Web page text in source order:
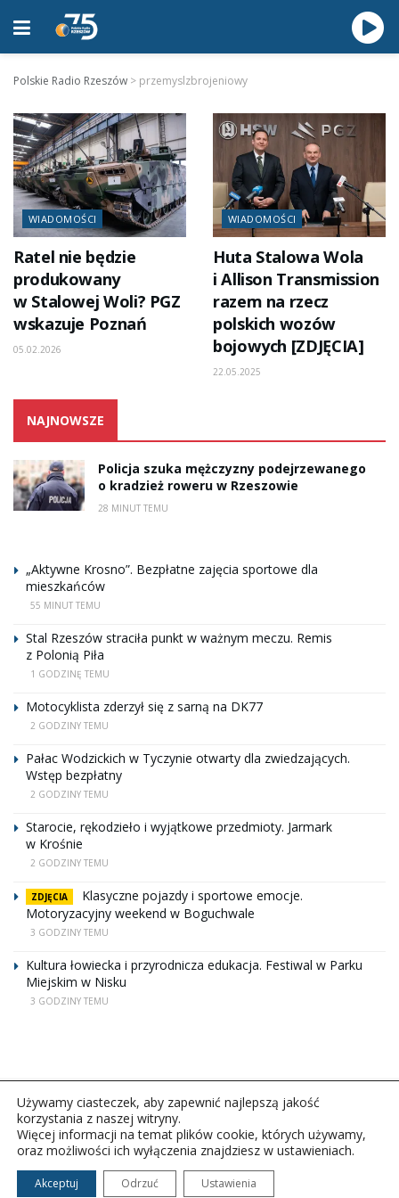
Polskie Radio Rzeszów > przemyslzbrojeniowy
WIADOMOŚCI
Ratel nie będzie
produkowany
w Stalowej Woli? PGZ
wskazuje Poznań
05.02.2026
WIADOMOŚCI
Huta Stalowa Wola
i Allison Transmission
razem na rzecz
polskich wozów
bojowych [ZDJĘCIA]
22.05.2025
NAJNOWSZE
Policja szuka mężczyzny podejrzewanego
o kradzież roweru w Rzeszowie
28 MINUT TEMU
„Aktywne Krosno”. Bezpłatne zajęcia sportowe dla
mieszkańców
55 MINUT TEMU
Stal Rzeszów straciła punkt w ważnym meczu. Remis
z Polonią Piła
1 GODZINĘ TEMU
Motocyklista zderzył się z sarną na DK77
2 GODZINY TEMU
Pałac Wodzickich w Tyczynie otwarty dla zwiedzających.
Wstęp bezpłatny
2 GODZINY TEMU
Starocie, rękodzieło i wyjątkowe przedmioty. Jarmark
w Krośnie
2 GODZINY TEMU
ZDJĘCIA
Klasyczne pojazdy i sportowe emocje.
Motoryzacyjny weekend w Boguchwale
3 GODZINY TEMU
Kultura łowiecka i przyrodnicza edukacja. Festiwal w Parku
Miejskim w Nisku
3 GODZINY TEMU
Copyright © 2026Polskie Radio Rzeszów S.A. w likwidacj.
Wszelkie prawa zastrzeżone.
Używamy ciasteczek, aby zapewnić najlepszą jakość
korzystania z naszej witryny.
Więcej informacji na temat plików cookie, których używamy,
oraz możliwości ich wyłączenia znajdziesz w ustawieniach.
Akceptuj Odrzuć Ustawienia